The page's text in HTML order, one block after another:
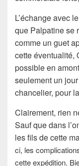
L’échange avec
que Palpatine se
comme un guet
cette éventualité,
possible en
seulement un
chancelier, pour
Clairement, rien
Sauf que dans
les fils de cette
ci, les
cette expédition.